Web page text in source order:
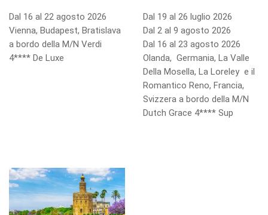
Dal 16 al 22 agosto 2026
Vienna, Budapest, Bratislava
a bordo della M/N Verdi
4**** De Luxe
Dal 19 al 26 luglio 2026
Dal 2 al 9 agosto 2026
Dal 16 al 23 agosto 2026
Olanda, Germania, La Valle
Della Mosella, La Loreley e il
Romantico Reno, Francia,
Svizzera a bordo della M/N
Dutch Grace 4**** Sup